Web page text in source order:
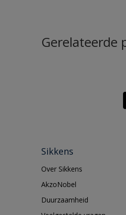
Gerelateerde
Sikkens
Over Sikkens
AkzoNobel
Duurzaamheid